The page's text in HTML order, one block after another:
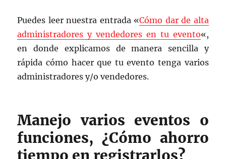
Puedes leer nuestra entrada «Cómo dar de alta
administradores y vendedores en tu evento«,
en donde explicamos de manera sencilla y
rápida cómo hacer que tu evento tenga varios
administradores y/o vendedores.
Manejo varios eventos o
funciones, ¿Cómo ahorro